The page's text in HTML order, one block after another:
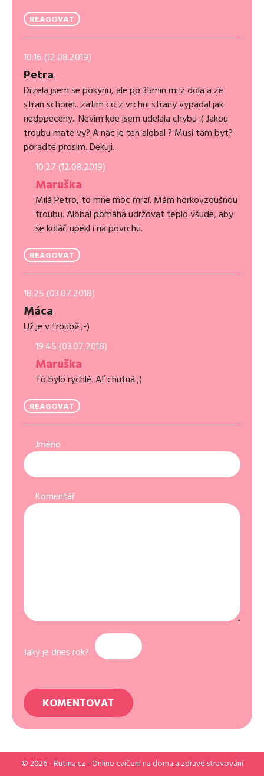
REAGOVAT
10:16 (12.08.2019)
Petra
Drzela jsem se pokynu, ale po 35min mi z dola a ze
stran schorel.. zatim co z vrchni strany vypadal jak
nedopeceny.. Nevim kde jsem udelala chybu :( Jakou
troubu mate vy? A nac je ten alobal ? Musi tam byt?
poradte prosim. Dekuji.
10:27 (12.08.2019)
Maruška
Milá Petro, to mne moc mrzí. Mám horkovzdušnou
troubu. Alobal pomáhá udržovat teplo všude, aby
se koláč upekl i na povrchu.
REAGOVAT
18:25 (03.07.2018)
Máca
Už je v troubě ;-)
19:45 (03.07.2018)
Maruška
To bylo rychlé. Ať chutná ;)
REAGOVAT
Jméno
Komentář
Jaký je dnes rok?
© 2026 - Rutina.cz- Online cvičení na doma a zdravé stravování